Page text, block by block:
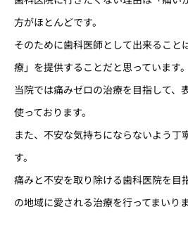
方がほとんどです。
そのために歯科医師として出来ること
療」を提供することだと思っています。
当院では痛みゼロの治療を目指して、
使っております。
また、不安な気持ちにならないよう丁
す。
痛みと不安を取り除ける歯科医院を目
の地域に愛される治療を行ってまいりま